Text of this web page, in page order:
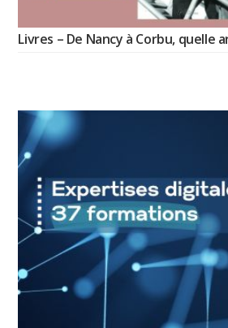
Livres – De Nancy à Corbu, quelle